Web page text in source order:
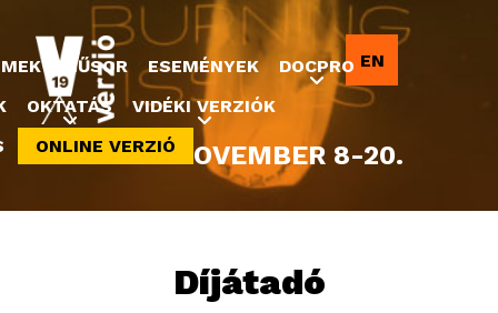
Jump to navigation
2022. NOVEMBER 8-20.
Díjátadó
MŰSOR ESEMÉNYEK
DOCPRO
OKTATÁS
VIDÉKI VERZIÓK
ONLINE VERZIÓ
EN